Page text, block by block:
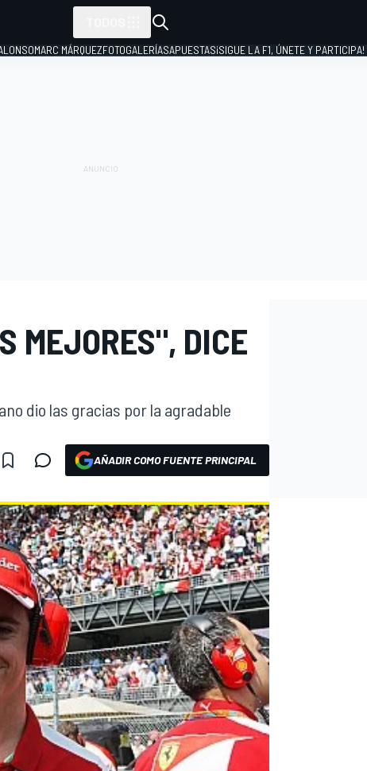
MARC MÁRQUEZFOTOGALERÍASAPUESTAS¡SIGUE LA F1, ÚNETE Y PARTICIPA!
MEJORES", DICE
dio las gracias por la agradable
AÑADIR COMO FUENTE PRINCIPAL